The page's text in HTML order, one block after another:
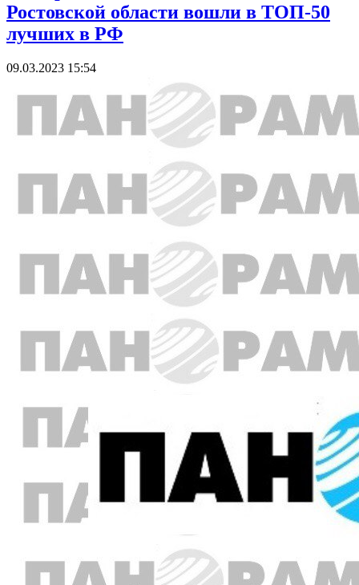
Ростовской области вошли в ТОП-50
лучших в РФ
09.03.2023 15:54